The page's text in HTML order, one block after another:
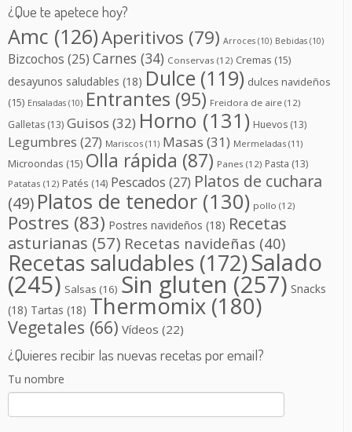
¿Que te apetece hoy?
Amc (126)Aperitivos (79) Arroces (10) Bebidas (10)
Bizcochos (25) Carnes (34) Conservas (12) Cremas (15)
desayunos saludables (18) Dulce (119) dulces navideños
(15) Ensaladas (10) Entrantes (95) Freidora de aire (12)
Galletas (13) Guisos (32) Horno (131) Huevos (13)
Legumbres (27) Mariscos (11) Masas (31) Mermeladas (11)
Microondas (15) Olla rápida (87) Panes (12) Pasta (13)
Patatas (12) Patés (14) Pescados (27) Platos de cuchara
(49) Platos de tenedor (130) pollo (12)
Postres (83) Postres navideños (18) Recetas
asturianas (57) Recetas navideñas (40)
Recetas saludables (172)Salado
(245) Salsas (16) Sin gluten (257) Snacks
(18) Tartas (18) Thermomix (180)
Vegetales (66) Vídeos (22)
¿Quieres recibir las nuevas recetas por email?
Tu nombre